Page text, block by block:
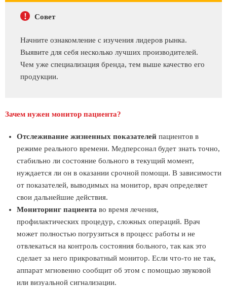
! Совет
Начните ознакомление с изучения лидеров рынка.
Выявите для себя несколько лучших производителей.
Чем уже специализация бренда, тем выше качество его
продукции.
Зачем нужен монитор пациента?
Отслеживание жизненных показателей пациентов в
режиме реального времени. Медперсонал будет знать точно,
стабильно ли состояние больного в текущий момент,
нуждается ли он в оказании срочной помощи. В зависимости
от показателей, выводимых на монитор, врач определяет
свои дальнейшие действия.
Мониторинг пациента во время лечения,
профилактических процедур, сложных операций. Врач
может полностью погрузиться в процесс работы и не
отвлекаться на контроль состояния больного, так как это
сделает за него прикроватный монитор. Если что-то не так,
аппарат мгновенно сообщит об этом с помощью звуковой
или визуальной сигнализации.